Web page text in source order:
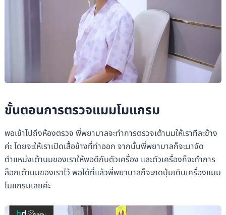
ขั้นตอนการตรวจแมมโมแกรม
พอเข้าไปถึงห้องตรวจ พี่พยาบาลจะทำการตรวจเต้านมให้เราทีละข้าง
ค่ะ โดยจะให้เราเปิดเสื้อข้างที่ทำออก จากนั้นพี่พยาบาลก็จะมาจัด
ตำแหน่งเต้านมของเราให้พอดีกับตัวเครื่อง และตัวเครื่องก็จะทำการ
ล็อกเต้านมของเราไว้ พอได้ที่แล้วพี่พยาบาลก็จะกดปุ่มเดินเครื่องแมม
โมแกรมเลยค่ะ